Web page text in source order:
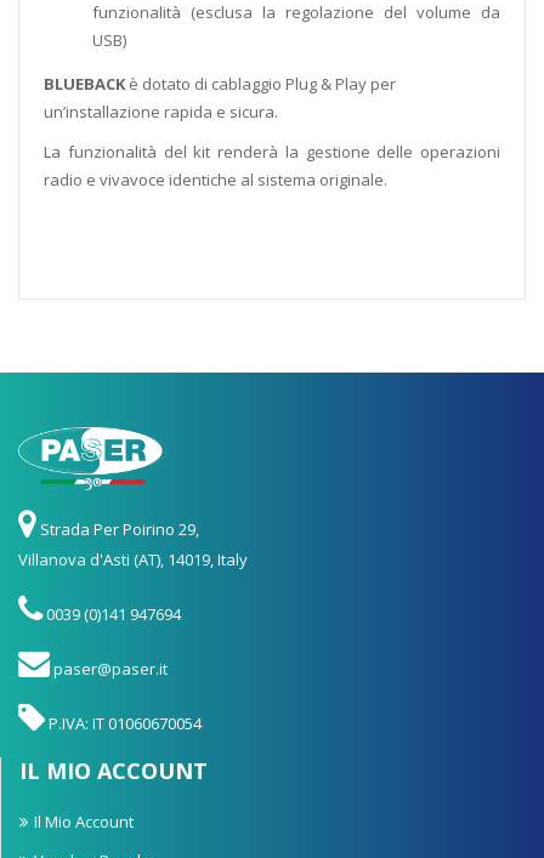
funzionalità (esclusa la regolazione del volume da
USB)
BLUEBACKè dotato di cablaggio Plug & Play per
un’installazione rapida e sicura.
La funzionalità del kit renderà la gestione delle operazioni
radio e vivavoce identiche al sistema originale.
Strada Per Poirino 29,
Villanova d'Asti (AT), 14019, Italy
0039 (0)141 947694
paser@paser.it
P.IVA: IT 01060670054
IL MIO ACCOUNT
Il Mio Account